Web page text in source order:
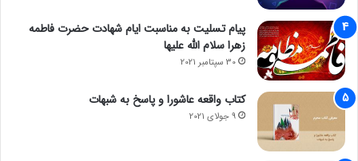
پیام تسلیت به مناسبت ایام شهادت حضرت فاطمه
زهرا سلام الله علیها
30 سپتامبر 2021
کتاب واقعه عاشورا و پاسخ به شبهات
9 جولای 2021